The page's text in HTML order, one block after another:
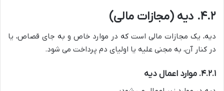
۴.۲. دیه (مجازات مالی)
دیه، یک مجازات مالی است که در موارد خاص و به جای قصاص، یا
در کنار آن، به مجنی علیه یا اولیای دم پرداخت می شود.
۴.۲.۱. موارد اعمال دیه